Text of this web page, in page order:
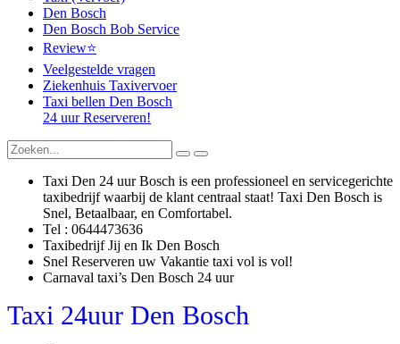
Den Bosch
Den Bosch Bob Service
Review⭐️
Veelgestelde vragen
Ziekenhuis Taxivervoer
Taxi bellen Den Bosch
24 uur Reserveren!
Taxi Den 24 uur Bosch is een professioneel en servicegerichte
taxibedrijf waarbij de klant centraal staat! Taxi Den Bosch is
Snel, Betaalbaar, en Comfortabel.
Tel : 0644473636
Taxibedrijf Jij en Ik Den Bosch
Snel Reserveren uw Vakantie taxi vol is vol!
Carnaval taxi’s Den Bosch 24 uur
Taxi 24uur Den Bosch